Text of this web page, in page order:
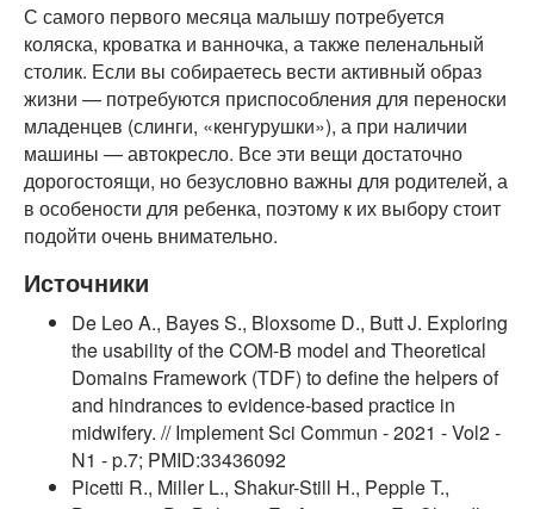
С самого первого месяца малышу потребуется
коляска, кроватка и ванночка, а также пеленальный
столик. Если вы собираетесь вести активный образ
жизни — потребуются приспособления для переноски
младенцев (слинги, «кенгурушки»), а при наличии
машины — автокресло. Все эти вещи достаточно
дорогостоящи, но безусловно важны для родителей, а
в особености для ребенка, поэтому к их выбору стоит
подойти очень внимательно.
Источники
De Leo A., Bayes S., Bloxsome D., Butt J. Exploring
the usability of the COM-B model and Theoretical
Domains Framework (TDF) to define the helpers of
and hindrances to evidence-based practice in
midwifery. // Implement Sci Commun - 2021 - Vol2 -
N1 - p.7; PMID:33436092
Picetti R., Miller L., Shakur-Still H., Pepple T.,